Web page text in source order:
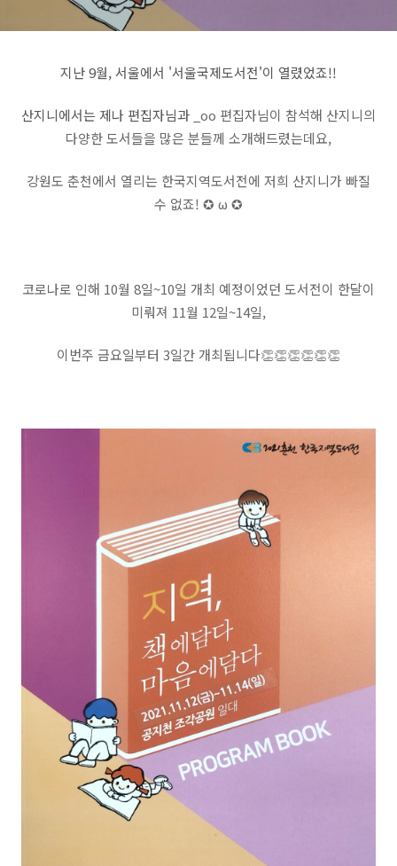
지난 9월, 서울에서 '서울국제도서전'이 열렸었죠!!
산지니에서는 제나 편집자님과 _oo 편집자님이 참석해 산지니의
다양한 도서들을 많은 분들께 소개해드렸는데요,
강원도 춘천에서 열리는 한국지역도서전에 저희 산지니가 빠질
수 없죠! ✪ ω ✪
코로나로 인해 10월 8일~10일 개최 예정이었던 도서전이 한달이
미뤄져 11월 12일~14일,
이번주 금요일부터 3일간 개최됩니다👏👏👏👏👏👏